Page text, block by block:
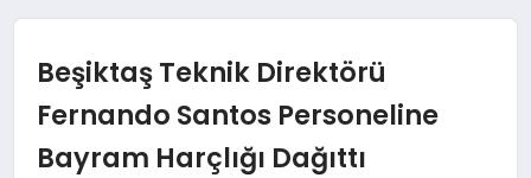
SON DAKIKA
GÜNCEL
Beşiktaş Teknik Direktörü
Fernando Santos Personeline
Bayram Harçlığı Dağıttı